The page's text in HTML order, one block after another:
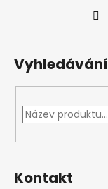
Vyhledávání
Kontakt